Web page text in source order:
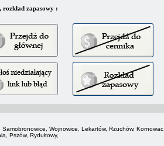
rozkład zapasowy :
Wojnowice, Lekartów, Rzuchów, Kornowac,
Pszów, Rydułtowy,